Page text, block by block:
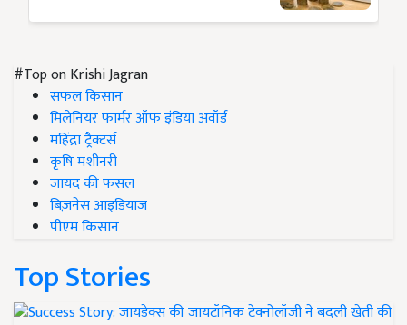
#Top on Krishi Jagran
सफल किसान
मिलेनियर फार्मर ऑफ इंडिया अवॉर्ड
महिंद्रा ट्रैक्टर्स
कृषि मशीनरी
जायद की फसल
बिज़नेस आइडियाज
पीएम किसान
Top Stories